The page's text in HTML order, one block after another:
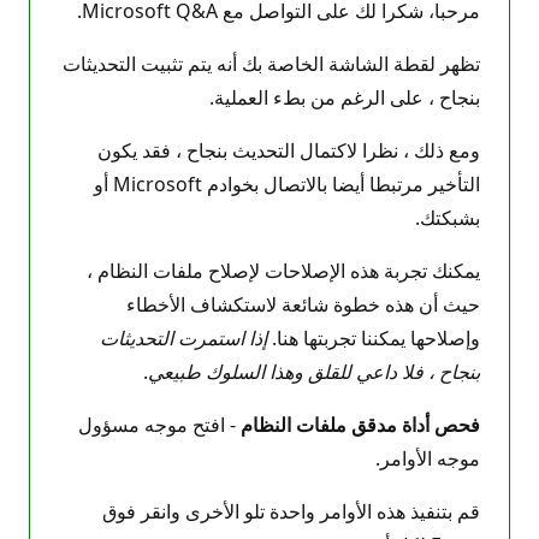
ل
م
ع
ة
مرحبا، شكرا لك على التواصل مع Microsoft Q&A.
تظهر لقطة الشاشة الخاصة بك أنه يتم تثبيت التحديثات
بنجاح ، على الرغم من بطء العملية.
ومع ذلك ، نظرا لاكتمال التحديث بنجاح ، فقد يكون
التأخير مرتبطا أيضا بالاتصال بخوادم Microsoft أو
بشبكتك.
يمكنك تجربة هذه الإصلاحات لإصلاح ملفات النظام ،
حيث أن هذه خطوة شائعة لاستكشاف الأخطاء
وإصلاحها يمكننا تجربتها هنا.إذا استمرت التحديثات
بنجاح ، فلا داعي للقلق وهذا السلوك طبيعي.
فحص أداة مدقق ملفات النظام - افتح موجه مسؤول
موجه الأوامر.
قم بتنفيذ هذه الأوامر واحدة تلو الأخرى وانقر فوق